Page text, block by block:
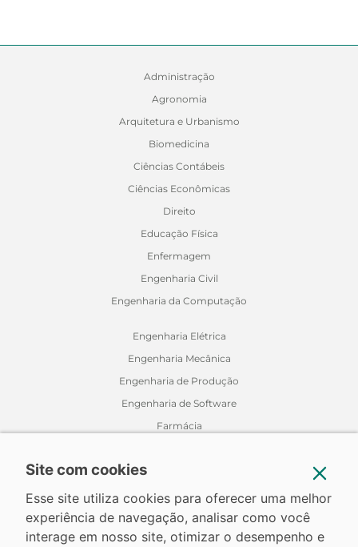
Administração
Agronomia
Arquitetura e Urbanismo
Biomedicina
Ciências Contábeis
Ciências Econômicas
Direito
Educação Física
Enfermagem
Engenharia Civil
Engenharia da Computação
Engenharia Elétrica
Engenharia Mecânica
Engenharia de Produção
Engenharia de Software
Farmácia
Medicina Veterinária
Nutrição
Odontologia
Site com cookies
Esse site utiliza cookies para oferecer uma melhor
experiência de navegação, analisar como você
interage em nosso site, otimizar o desempenho e